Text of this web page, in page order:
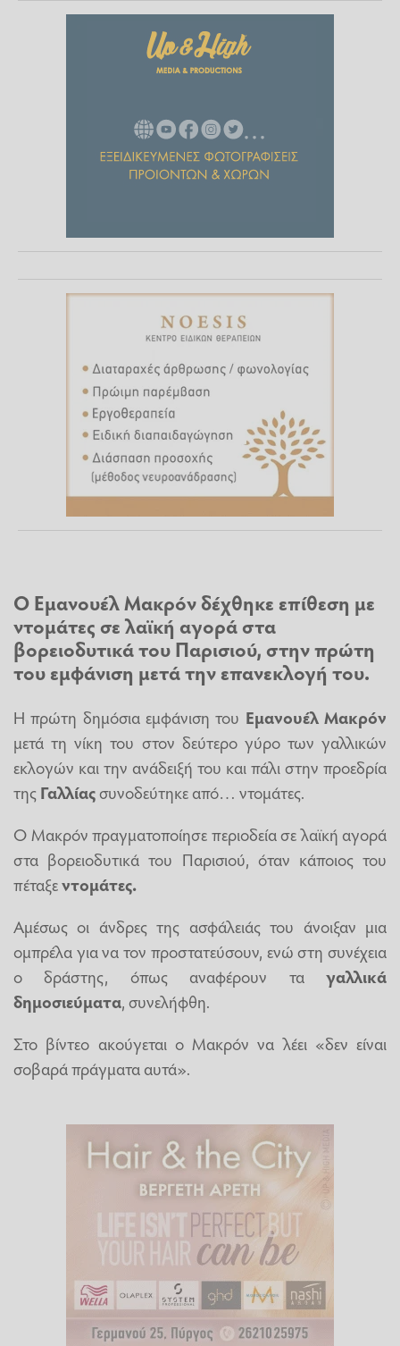
Ο Εμανουέλ Μακρόνδέχθηκε επίθεση με
ντομάτες σε λαϊκή αγορά στα
βορειοδυτικά του Παρισιού, στην πρώτη
του εμφάνιση μετά την επανεκλογή του.
Η πρώτη δημόσια εμφάνιση του Εμανουέλ Μακρόν
μετά τη νίκη του στον δεύτερο γύρο των γαλλικών
εκλογών και την ανάδειξή του και πάλι στην προεδρία
της Γαλλίαςσυνοδεύτηκε από… ντομάτες.
Ο Μακρόν πραγματοποίησε περιοδεία σε λαϊκή αγορά
στα βορειοδυτικά του Παρισιού, όταν κάποιος του
πέταξεντομάτες.
Αμέσως οι άνδρες της ασφάλειάς του άνοιξαν μια
ομπρέλα για να τον προστατεύσουν, ενώ στη συνέχεια
ο δράστης, όπως αναφέρουν τα γαλλικά
δημοσιεύματα, συνελήφθη.
Στο βίντεο ακούγεται ο Μακρόν να λέει «δεν είναι
σοβαρά πράγματα αυτά».